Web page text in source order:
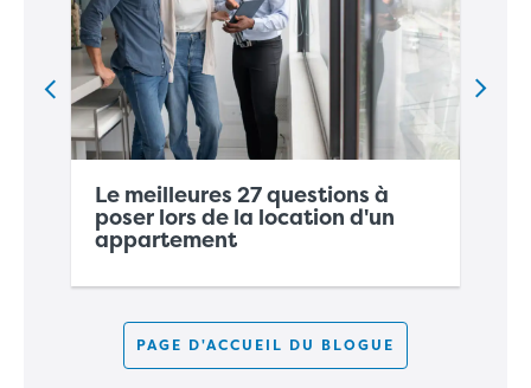
Le meilleures 27 questions à
poser lors de la location d'un
appartement
PAGE D'ACCUEIL DU BLOGUE